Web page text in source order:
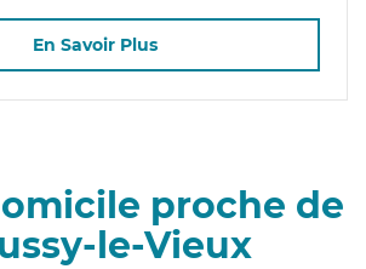
En Savoir Plus
proche de
le-Vieux